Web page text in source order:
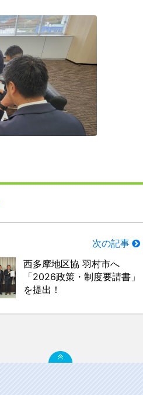
次の記事
西多摩地区協 羽村市へ
「2026政策・制度要請書」
を提出！